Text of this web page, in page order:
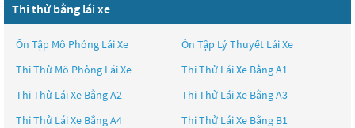
Thi thử bằng lái xe
Ôn Tập Mô Phỏng Lái Xe
Ôn Tập Lý Thuyết Lái Xe
Thi Thử Mô Phỏng Lái Xe
Thi Thử Lái Xe Bằng A1
Thi Thử Lái Xe Bằng A2
Thi Thử Lái Xe Bằng A3
Thi Thử Lái Xe Bằng A4
Thi Thử Lái Xe Bằng B1